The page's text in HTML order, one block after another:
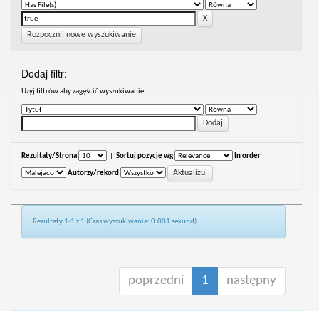
Rozpocznij nowe wyszukiwanie
Dodaj filtr:
Uzyj filtrów aby zagęścić wyszukiwanie.
Rezultaty/Strona Sortuj pozycje wg In order
Autorzy/rekord
Rezultaty 1-1 z 1 (Czas wyszukiwania: 0.001 sekund).
poprzedni 1 następny